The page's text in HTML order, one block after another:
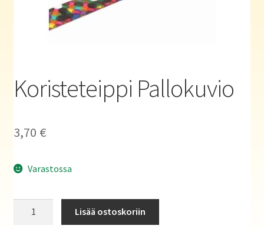
Koristeteippi Pallokuvio
3,70 €
Varastossa
Lisää ostoskoriin